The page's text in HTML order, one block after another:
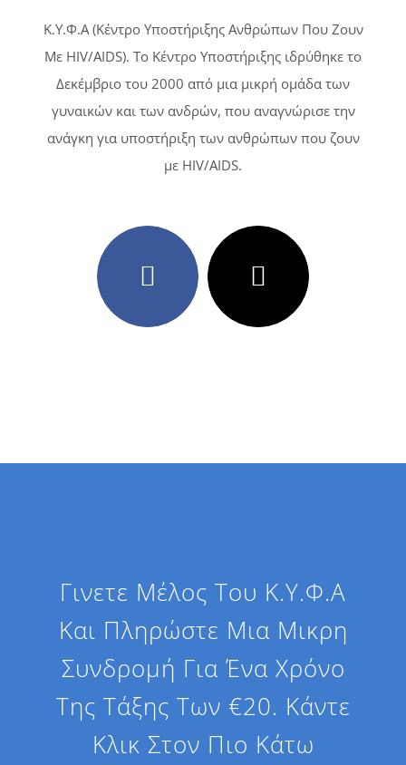
Κ.Υ.Φ.Α (Κέντρο Υποστήριξης Ανθρώπων Που Ζουν
Με HIV/AIDS). Tο Κέντρο Υποστήριξης ιδρύθηκε το
Δεκέμβριο του 2000 από μια μικρή ομάδα των
γυναικών και των ανδρών, που αναγνώρισε την
ανάγκη για υποστήριξη των ανθρώπων που ζουν
με HIV/AIDS.
Γινετε Μέλος Του Κ.Υ.Φ.Α
Και Πληρώστε Μια Μικρη
Συνδρομή Για Ένα Χρόνο
Της Τάξης Των €20. Κάντε
Κλικ Στον Πιο Κάτω